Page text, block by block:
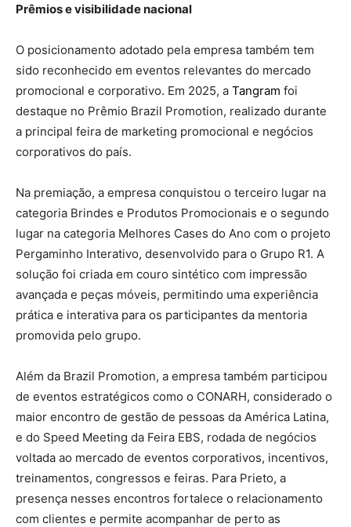
Prêmios e visibilidade nacional
O posicionamento adotado pela empresa também tem
sido reconhecido em eventos relevantes do mercado
promocional e corporativo. Em 2025, a Tangram foi
destaque no Prêmio Brazil Promotion, realizado durante
a principal feira de marketing promocional e negócios
corporativos do país.
Na premiação, a empresa conquistou o terceiro lugar na
categoria Brindes e Produtos Promocionais e o segundo
lugar na categoria Melhores Cases do Ano com o projeto
Pergaminho Interativo, desenvolvido para o Grupo R1. A
solução foi criada em couro sintético com impressão
avançada e peças móveis, permitindo uma experiência
prática e interativa para os participantes da mentoria
promovida pelo grupo.
Além da Brazil Promotion, a empresa também participou
de eventos estratégicos como o CONARH, considerado o
maior encontro de gestão de pessoas da América Latina,
e do Speed Meeting da Feira EBS, rodada de negócios
voltada ao mercado de eventos corporativos, incentivos,
treinamentos, congressos e feiras. Para Prieto, a
presença nesses encontros fortalece o relacionamento
com clientes e permite acompanhar de perto as